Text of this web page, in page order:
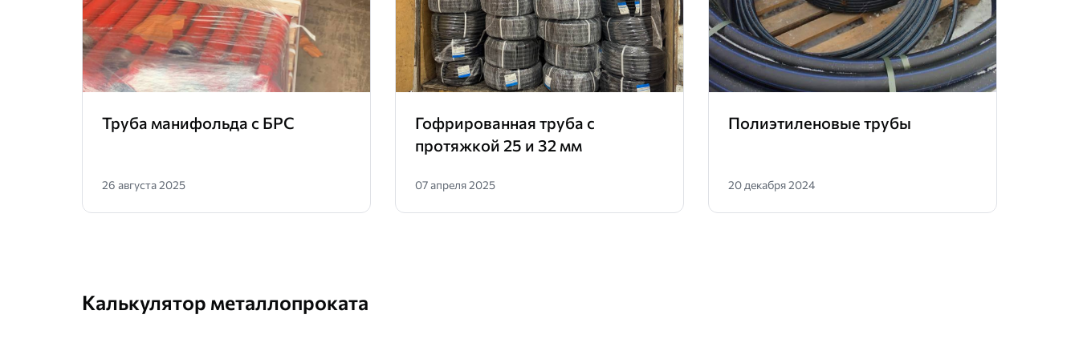
180
185
190
195
200
Труба манифольда с БРС
26 августа 2025
Гофрированная труба с
протяжкой 25 и 32 мм
07 апреля 2025
Полиэтиленовые трубы
20 декабря 2024
Калькулятор металлопроката